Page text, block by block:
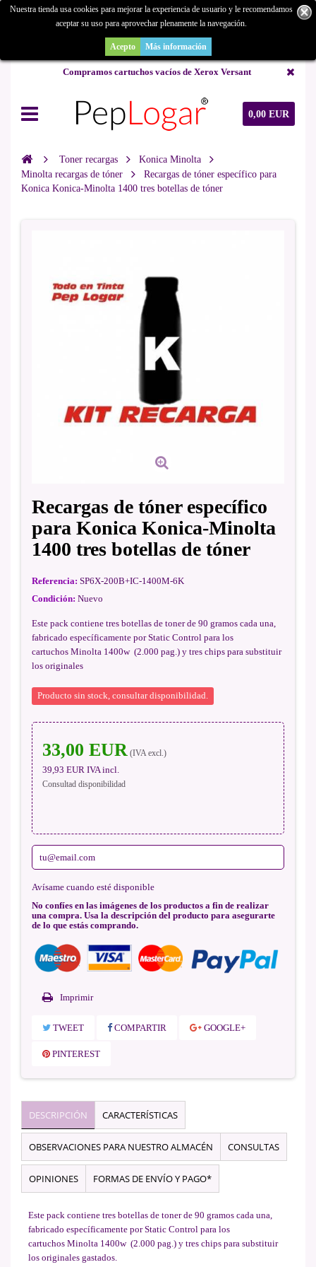
¿Buscas un repuesto de copiadora o buscas una de ocasión y no la
encuentras? Consúltanos.
Compramos cartuchos vacíos de Xerox Versant
0,00 EUR
Nuestra tienda usa cookies para mejorar la experiencia de usuario y le recomendamos
aceptar su uso para aprovechar plenamente la navegación.
Acepto Más información
Toner recargas
Konica Minolta
Minolta recargas de tóner
Recargas de tóner específico para
Konica Konica-Minolta 1400 tres botellas de tóner
Recargas de tóner específico
para Konica Konica-Minolta
1400 tres botellas de tóner
Referencia: SP6X-200B+IC-1400M-6K
Condición: Nuevo
Este pack contiene tres botellas de toner de 90 gramos cada una,
fabricado específicamente por Static Control para los
cartuchos Minolta 1400w (2.000 pag.) y tres chips para substituir
los originales
Producto sin stock, consultar disponibilidad.
33,00 EUR (IVA excl.)
39,93 EUR IVA incl.
Consultad disponibilidad
Avísame cuando esté disponible
No confíes en las imágenes de los productos a fin de realizar
una compra. Usa la descripción del producto para asegurarte
de lo que estás comprando.
Imprimir
TWEET COMPARTIR GOOGLE+
PINTEREST
DESCRIPCIÓN CARACTERÍSTICAS
OBSERVACIONES PARA NUESTRO ALMACÉN CONSULTAS
OPINIONES FORMAS DE ENVÍO Y PAGO*
Este pack contiene tres botellas de toner de 90 gramos cada una,
fabricado específicamente por Static Control para los
cartuchos Minolta 1400w (2.000 pag.) y tres chips para substituir
los originales gastados.